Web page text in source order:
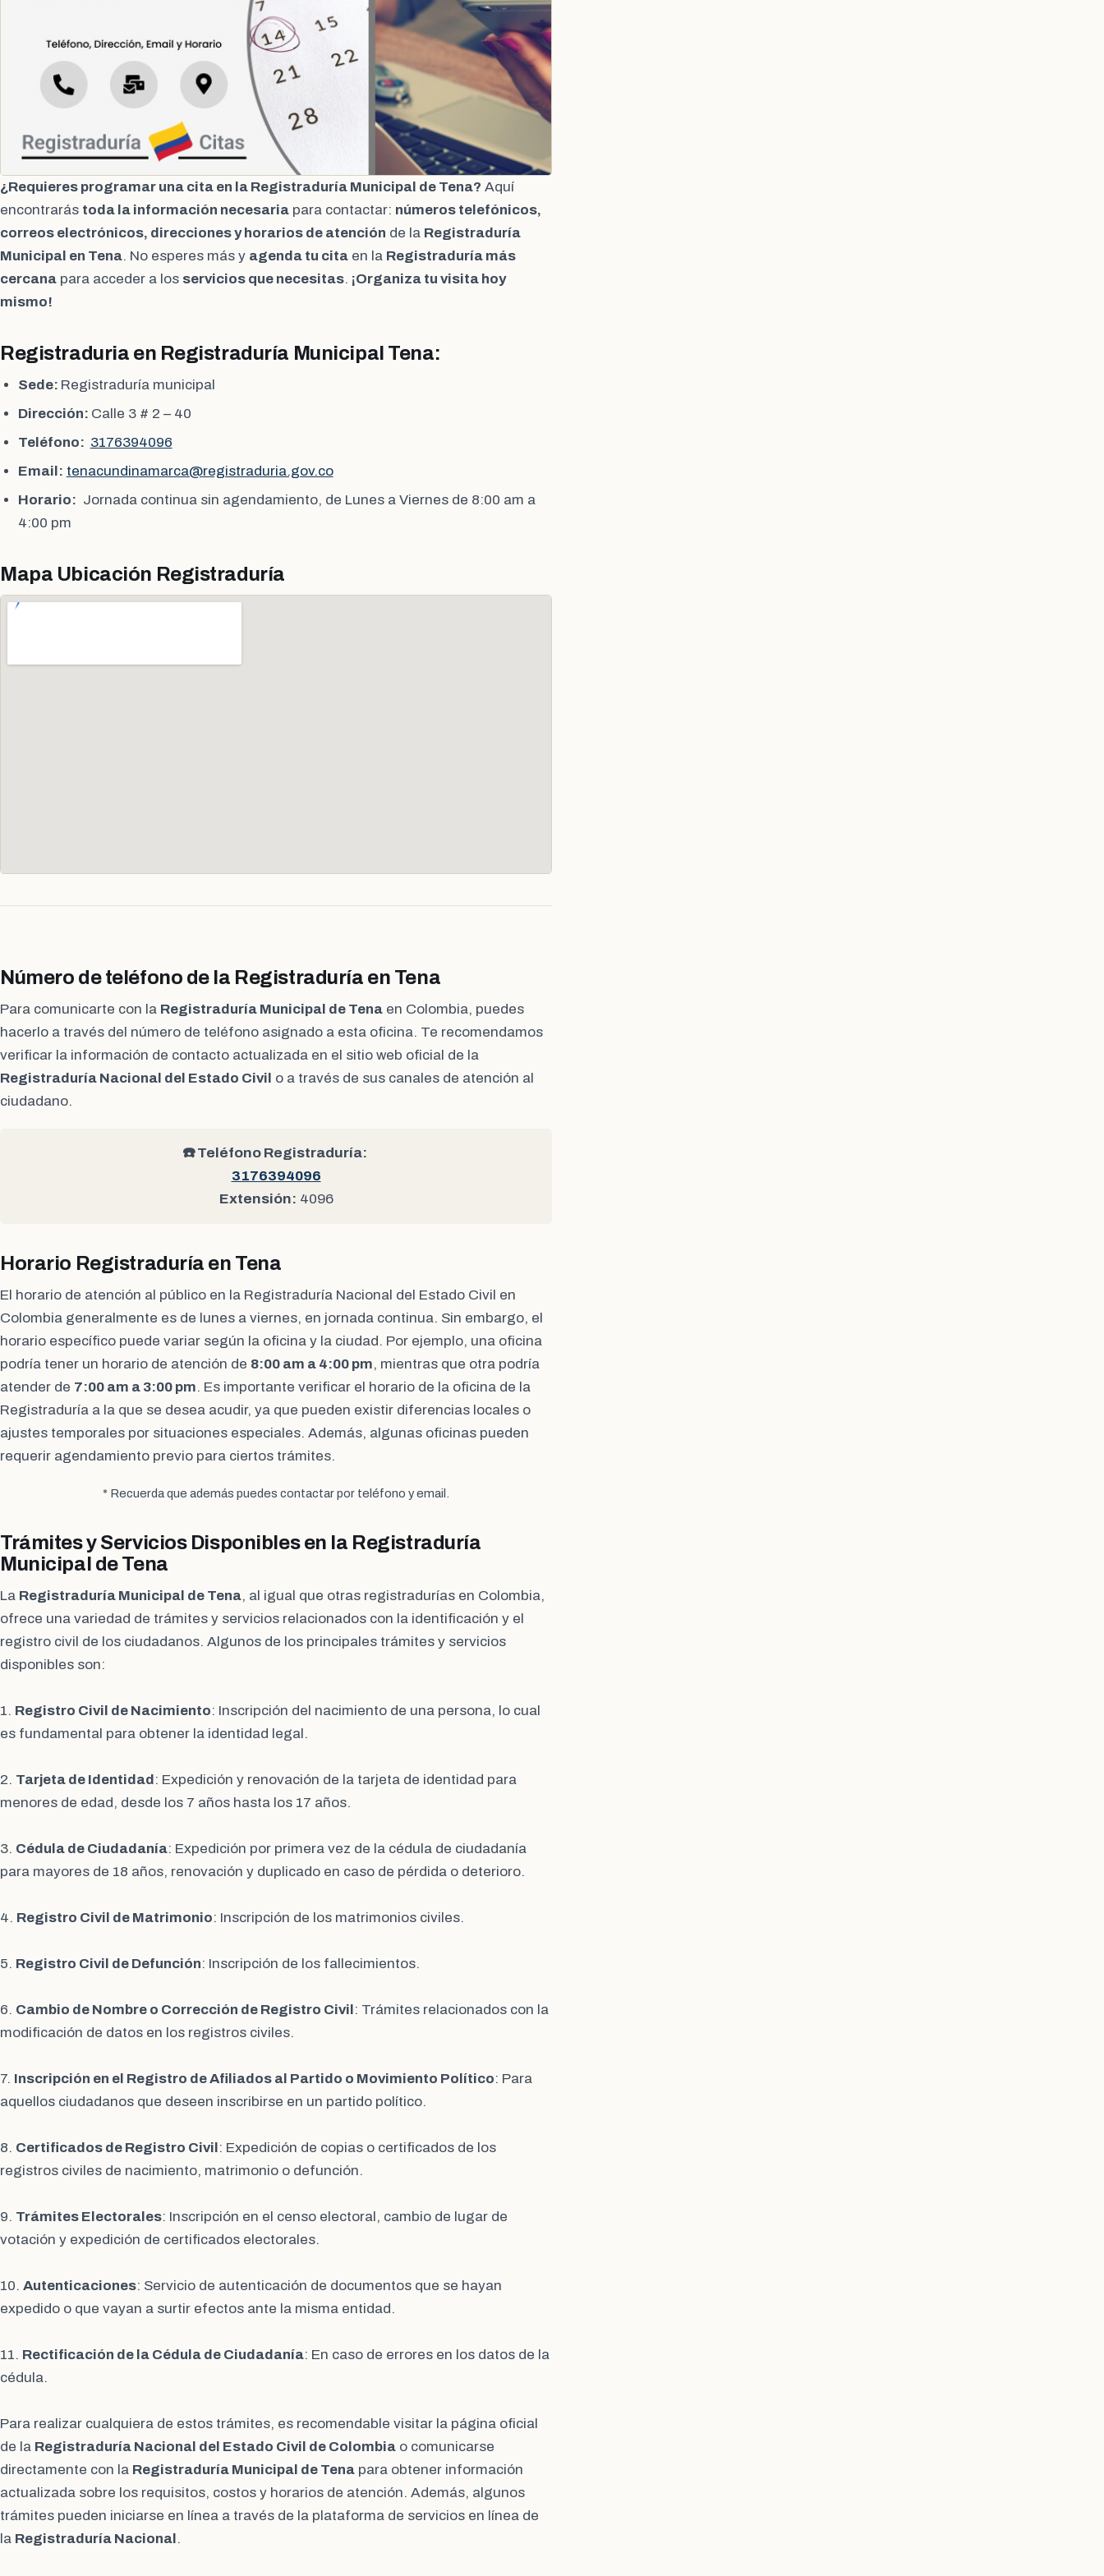
¿Requieres programar una cita en la Registraduría Municipal de Tena? Aquí
encontrarás toda la información necesaria para contactar: números telefónicos,
correos electrónicos, direcciones y horarios de atención de la Registraduría
Municipal en Tena. No esperes más y agenda tu cita en la Registraduría más
cercana para acceder a los servicios que necesitas. ¡Organiza tu visita hoy
mismo!
Registraduria en Registraduría Municipal Tena:
Sede: Registraduría municipal
Dirección: Calle 3 # 2 – 40
Teléfono: 3176394096
Email: tenacundinamarca@registraduria.gov.co
Horario: Jornada continua sin agendamiento, de Lunes a Viernes de 8:00 am a
4:00 pm
Mapa Ubicación Registraduría
Número de teléfono de la Registraduría en Tena
Para comunicarte con la Registraduría Municipal de Tena en Colombia, puedes
hacerlo a través del número de teléfono asignado a esta oficina. Te recomendamos
verificar la información de contacto actualizada en el sitio web oficial de la
Registraduría Nacional del Estado Civil o a través de sus canales de atención al
ciudadano.
☎️ Teléfono Registraduría:
3176394096
Extensión: 4096
Horario Registraduría en Tena
El horario de atención al público en la Registraduría Nacional del Estado Civil en
Colombia generalmente es de lunes a viernes, en jornada continua. Sin embargo, el
horario específico puede variar según la oficina y la ciudad. Por ejemplo, una oficina
podría tener un horario de atención de 8:00 am a 4:00 pm, mientras que otra podría
atender de 7:00 am a 3:00 pm. Es importante verificar el horario de la oficina de la
Registraduría a la que se desea acudir, ya que pueden existir diferencias locales o
ajustes temporales por situaciones especiales. Además, algunas oficinas pueden
requerir agendamiento previo para ciertos trámites.
* Recuerda que además puedes contactar por teléfono y email.
Trámites y Servicios Disponibles en la Registraduría
Municipal de Tena
La Registraduría Municipal de Tena, al igual que otras registradurías en Colombia,
ofrece una variedad de trámites y servicios relacionados con la identificación y el
registro civil de los ciudadanos. Algunos de los principales trámites y servicios
disponibles son:
1. Registro Civil de Nacimiento: Inscripción del nacimiento de una persona, lo cual
es fundamental para obtener la identidad legal.
2. Tarjeta de Identidad : Expedición y renovación de la tarjeta de identidad para
menores de edad, desde los 7 años hasta los 17 años.
3. Cédula de Ciudadanía: Expedición por primera vez de la cédula de ciudadanía
para mayores de 18 años, renovación y duplicado en caso de pérdida o deterioro.
4. Registro Civil de Matrimonio: Inscripción de los matrimonios civiles.
5. Registro Civil de Defunción: Inscripción de los fallecimientos.
6. Cambio de Nombre o Corrección de Registro Civil : Trámites relacionados con la
modificación de datos en los registros civiles.
7. Inscripción en el Registro de Afiliados al Partido o Movimiento Político: Para
aquellos ciudadanos que deseen inscribirse en un partido político.
8. Certificados de Registro Civil : Expedición de copias o certificados de los
registros civiles de nacimiento, matrimonio o defunción.
9. Trámites Electorales: Inscripción en el censo electoral, cambio de lugar de
votación y expedición de certificados electorales.
10. Autenticaciones: Servicio de autenticación de documentos que se hayan
expedido o que vayan a surtir efectos ante la misma entidad.
11. Rectificación de la Cédula de Ciudadanía: En caso de errores en los datos de la
cédula.
Para realizar cualquiera de estos trámites, es recomendable visitar la página oficial
de la Registraduría Nacional del Estado Civil de Colombia o comunicarse
directamente con la Registraduría Municipal de Tena para obtener información
actualizada sobre los requisitos, costos y horarios de atención. Además, algunos
trámites pueden iniciarse en línea a través de la plataforma de servicios en línea de
la Registraduría Nacional .